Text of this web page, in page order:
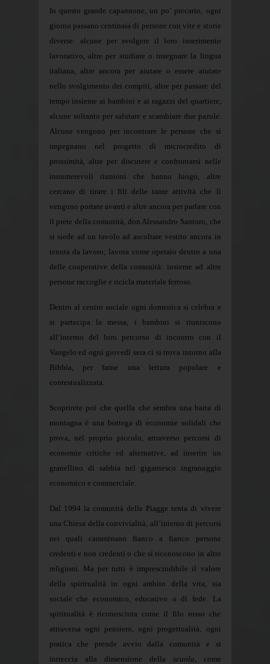
In questo grande capannone, un po’ precario, ogni
giorno passano centinaia di persone con vite e storie
diverse: alcune per svolgere il loro inserimento
lavorativo, altre per studiare o insegnare la lingua
italiana, altre ancora per aiutare o essere aiutate
nello svolgimento dei compiti, altre per passare del
tempo insieme ai bambini e ai ragazzi del quartiere,
alcune soltanto per salutare e scambiare due parole.
Alcune vengono per incontrare le persone che si
impegnano nel progetto di microcredito di
prossimità, altre per discutere e confrontarsi nelle
innumerevoli riunioni che hanno luogo, altre
cercano di tirare i fili delle tante attività che lì
vengono portate avanti e altre ancora per parlare con
il prete della comunità, don Alessandro Santoro, che
si siede ad un tavolo ad ascoltare vestito ancora in
tenuta da lavoro; lavora come operaio dentro a una
delle cooperative della comunità: insieme ad altre
persone raccoglie e ricicla materiale ferroso.
Dentro al centro sociale ogni domenica si celebra e
si partecipa la messa, i bambini si riuniscono
all’interno del loro percorso di incontro con il
Vangelo ed ogni giovedì sera ci si trova intorno alla
Bibbia, per farne una lettura popolare e
contestualizzata.
Scoprirete poi che quella che sembra una baita di
montagna è una bottega di economie solidali che
prova, nel proprio piccolo, attraverso percorsi di
economie critiche ed alternative, ad inserire un
granellino di sabbia nel gigantesco ingranaggio
economico e commerciale.
Dal 1994 la comunità delle Piagge tenta di vivere
una Chiesa della convivialità, all’interno di percorsi
nei quali camminano fianco a fianco persone
credenti e non credenti o che si riconoscono in altre
religioni. Ma per tutti è imprescindibile il valore
della spiritualità in ogni ambito della vita, sia
sociale che economico, educativo o di fede. La
spiritualità è riconosciuta come il filo rosso che
attraversa ogni pensiero, ogni progettualità, ogni
pratica che prende avvio dalla comunità e si
intreccia alla dimensione della scuola , come